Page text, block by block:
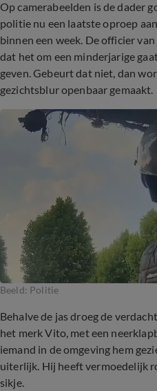
Op camerabeelden is de dader
politie nu een laatste oproep
binnen een week. De officier
dat het om een minderjarige
geven. Gebeurt dat niet, dan
gezichtsblur openbaar gemaakt.
Beeld: Politie
Behalve de jas droeg de
het merk Vito, met een
iemand in de omgeving hem
uiterlijk. Hij heeft vermoedelijk
sikje.